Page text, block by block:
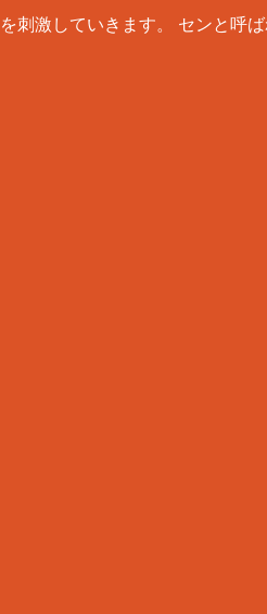
刺激していきます。 センと呼